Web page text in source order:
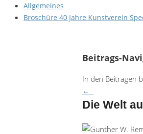
Allgemeines
Broschüre 40 Jahre Kunstverein
Beitrags-
In den Beiträgen
←
Die Welt